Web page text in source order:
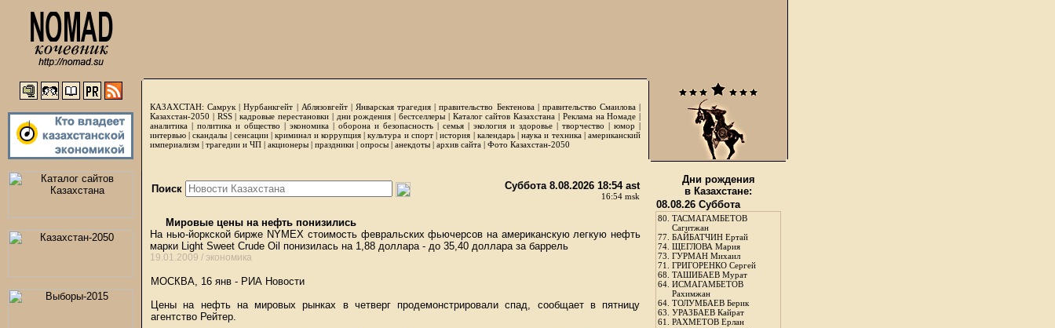
КАЗАХСТАН: Самрук |Нурбанкгейт | Аблязовгейт| Январская трагедия |правительство Бектенова| правительство Смаилова|
Казахстан-2050 | RSS|кадровые перестановки| дни рождения | бестселлеры| Каталог сайтов Казахстана | Реклама на Номаде |
аналитика | политика и общество | экономика | оборона и безопасность | семья | экология и здоровье | творчество | юмор |
интервью |скандалы | сенсации|криминал и коррупция|культура и спорт|история | календарь|наука и техника|американский
империализм | трагедии и ЧП | акционеры | праздники | опросы | анекдоты | архив сайта | Фото Казахстан-2050
Поиск Суббота 8.08.2026 18:54 ast
16:54 msk
Мировые цены на нефть понизились
На нью-йоркской бирже NYMEХ стоимость февральских фьючерсов на американскую легкую нефть
марки Light Sweet Crude Oil понизилась на 1,88 доллара - до 35,40 доллара за баррель
19.01.2009 / экономика
МОСКВА, 16 янв - РИА Новости
Цены на нефть на мировых рынках в четверг продемонстрировали спад, сообщает в пятницу
агентство Рейтер.
Дни рождения
в Казахстане:
08.08.26 Суббота
80. ТАСМАГАМБЕТОВ
Сагитжан
77. БАЙБАТЧИН Ертай
74. ЩЕГЛОВА Мария
73. ГУРМАН Михаил
71. ГРИГОРЕНКО Сергей
68. ТАШИБАЕВ Мурат
64. ИСМАГАМБЕТОВ
Рахимжан
64. ТОЛУМБАЕВ Берик
63. УРАЗБАЕВ Кайрат
61. РАХМЕТОВ Ерлан